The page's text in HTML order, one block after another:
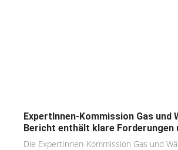
ExpertInnen-Kommission Gas und
Bericht enthält klare Forderungen
Die ExpertInnen-Kommission Gas und